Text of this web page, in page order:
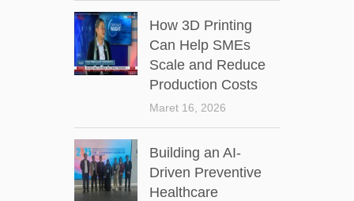
How 3D Printing
Can Help SMEs
Scale and Reduce
Production Costs
Maret 16, 2026
Building an AI-
Driven Preventive
Healthcare